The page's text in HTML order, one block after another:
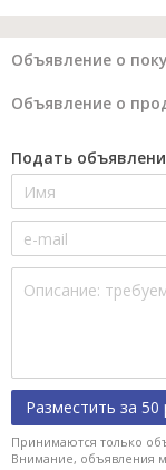
Объявление о
Объявление о
Подать
Разместить за 50
Принимаются только
Внимание, объявления